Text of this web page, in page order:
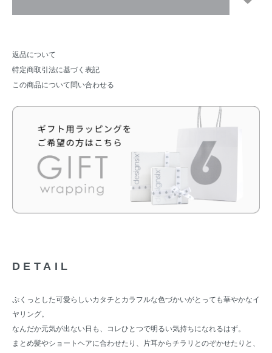
返品について
特定商取引法に基づく表記
この商品について問い合わせる
DETAIL
ぷくっとした可愛らしいカタチとカラフルな色づかいがとっても華やかなイ
ヤリング。
なんだか元気が出ない日も、コレひとつで明るい気持ちになれるはず。
まとめ髪やショートヘアに合わせたり、片耳からチラリとのぞかせたりと、